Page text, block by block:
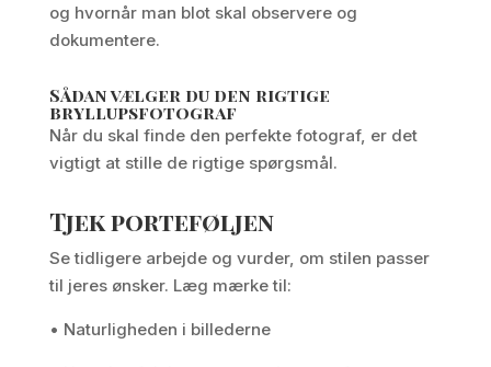
og hvornår man blot skal observere og
dokumentere.
Sådan vælger du den rigtige
bryllupsfotograf
Når du skal finde den perfekte fotograf, er det
vigtigt at stille de rigtige spørgsmål.
Tjek porteføljen
Se tidligere arbejde og vurder, om stilen passer
til jeres ønsker. Læg mærke til:
• Naturligheden i billederne